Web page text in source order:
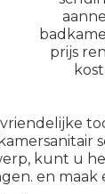
kunt u
en